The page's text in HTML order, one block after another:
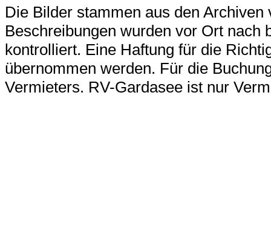
Die Bilder stammen aus den
Beschreibungen wurden vor Ort
kontrolliert. Eine Haftung für die
übernommen werden. Für die
Vermieters. RV-Gardasee ist nur